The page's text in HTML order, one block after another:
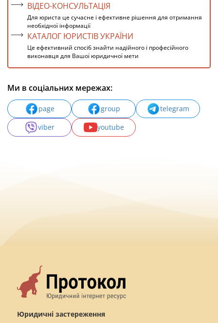
ВІДЕО-КОНСУЛЬТАЦІЯ
Для юриста це сучасне і ефективне рішення для отримання
необхідної інформації
КАТАЛОГ ЮРИСТІВ УКРАЇНИ
Це ефективний спосіб знайти надійного і професійного
виконавця для Вашої юридичної мети
Ми в соціальних мережах:
page group
telegram
viber
youtube
Юридичні застереження